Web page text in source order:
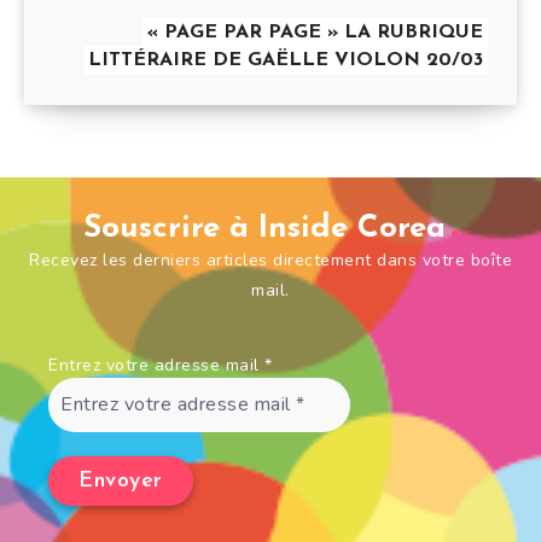
« PAGE PAR PAGE » LA RUBRIQUE
LITTÉRAIRE DE GAËLLE VIOLON 20/03
Souscrire à Inside Corea
Recevez les derniers articles directement dans votre boîte
mail.
Entrez votre adresse mail *